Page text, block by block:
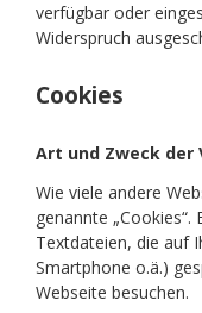
verfügbar oder
Widerspruch
Cookies
Art und Zweck der
Wie viele andere
genannte
Textdateien, die auf
Smartphone o.ä.)
Webseite besuchen.